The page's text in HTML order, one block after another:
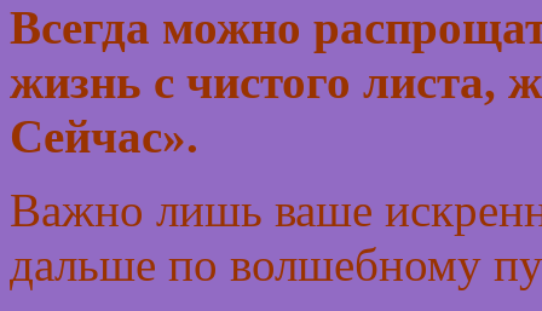
Всегда можно
жизнь с чистого листа,
Сейчас».
Важно лишь ваше
дальше по волшебному